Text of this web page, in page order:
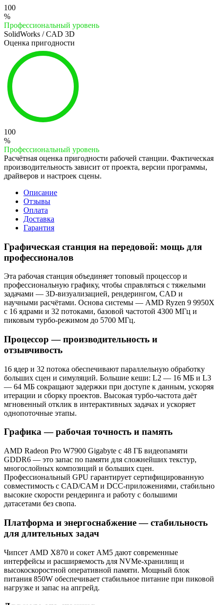
100
%
Профессиональный уровень
SolidWorks / CAD 3D
Оценка пригодности
100
%
Профессиональный уровень
Расчётная оценка пригодности рабочей станции. Фактическая
производительность зависит от проекта, версии программы,
драйверов и настроек сцены.
Описание
Отзывы
Оплата
Доставка
Гарантия
Графическая станция на передовой: мощь для
профессионалов
Эта рабочая станция объединяет топовый процессор и
профессиональную графику, чтобы справляться с тяжелыми
задачами — 3D-визуализацией, рендерингом, CAD и
научными расчётами. Основа системы — AMD Ryzen 9 9950X
с 16 ядрами и 32 потоками, базовой частотой 4300 МГц и
пиковым турбо-режимом до 5700 МГц.
Процессор — производительность и
отзывчивость
16 ядер и 32 потока обеспечивают параллельную обработку
больших сцен и симуляций. Большие кеши: L2 — 16 МБ и L3
— 64 МБ сокращают задержки при доступе к данным, ускоряя
итерации и сборку проектов. Высокая турбо-частота даёт
мгновенный отклик в интерактивных задачах и ускоряет
однопоточные этапы.
Графика — рабочая точность и память
AMD Radeon Pro W7900 Gigabyte с 48 ГБ видеопамяти
GDDR6 — это запас по памяти для сложнейших текстур,
многослойных композиций и больших сцен.
Профессиональный GPU гарантирует сертифицированную
совместимость с CAD/CAM и DCC-приложениями, стабильно
высокие скорости рендеринга и работу с большими
датасетами без свопа.
Платформа и энергоснабжение — стабильность
для длительных задач
Чипсет AMD X870 и сокет AM5 дают современные
интерфейсы и расширяемость для NVMe-хранилищ и
высокоскоростной оперативной памяти. Мощный блок
питания 850W обеспечивает стабильное питание при пиковой
нагрузке и запас на апгрейд.